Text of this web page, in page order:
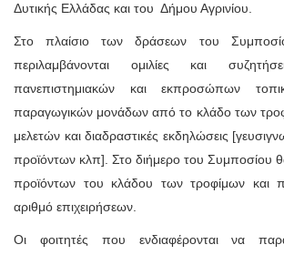
Δυτικής Ελλάδας και του Δήμου Αγρινίου.
Στο πλαίσιο των δράσεων του
περιλαμβάνονται ομιλίες και
πανεπιστημιακών και εκπροσώπων
παραγωγικών μονάδων από το κλάδο των
μελετών και διαδραστικές εκδηλώσεις
προϊόντων κλπ]. Στο διήμερο του Συμποσίου
προϊόντων του κλάδου των τροφίμων και
αριθμό επιχειρήσεων.
Οι φοιτητές που ενδιαφέρονται να